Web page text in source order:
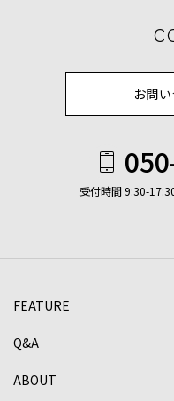
お問
受付時間 9:30-
FEATURE
Q&A
ABOUT